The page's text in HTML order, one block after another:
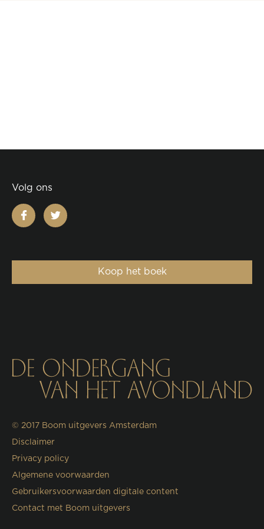
Volg ons
facebooktwitter
Koop het boek
© 2017 Boom uitgevers Amsterdam
Disclaimer
Privacy policy
Algemene voorwaarden
Gebruikersvoorwaarden digitale content
Contact met Boom uitgevers